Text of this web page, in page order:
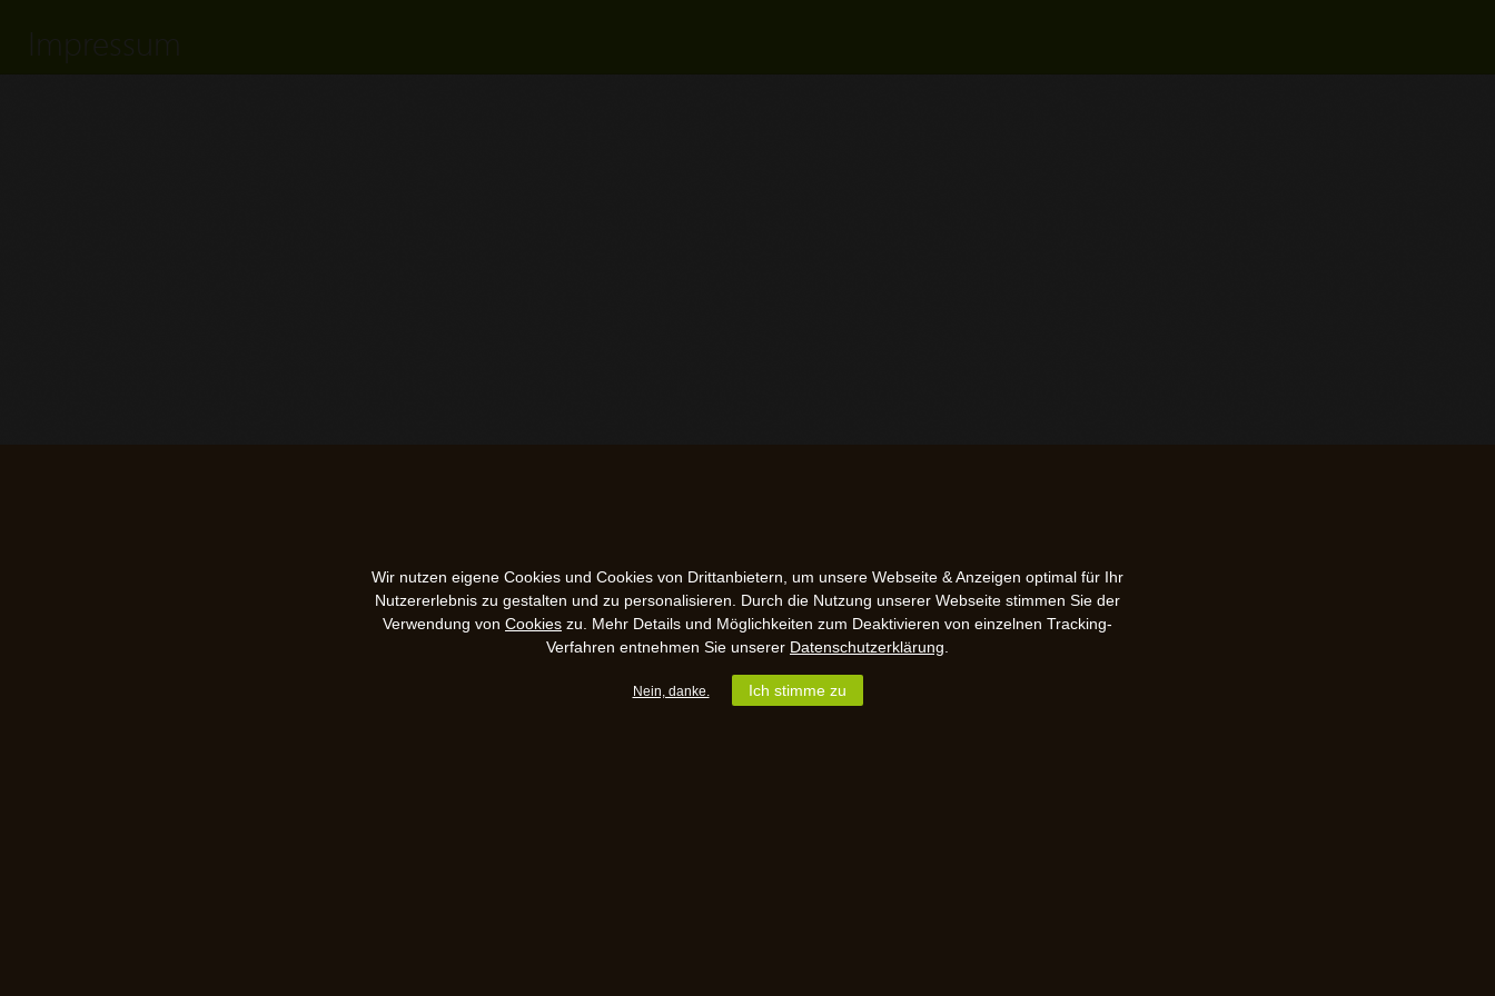
Wir nutzen eigene Cookies und Cookies von Drittanbietern, um unsere Webseite & Anzeigen optimal für Ihr
Nutzererlebnis zu gestalten und zu personalisieren. Durch die Nutzung unserer Webseite stimmen Sie der
Verwendung von Cookies zu. Mehr Details und Möglichkeiten zum Deaktivieren von einzelnen Tracking-
Verfahren entnehmen Sie unserer Datenschutzerklärung
Nein, danke. Ich stimme zu
Impressum